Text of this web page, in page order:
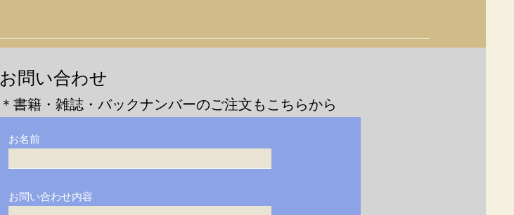
​お問い合わせ
＊書籍・雑誌・バックナンバーのご注文もこちらから
お名前
お問い合わせ内容